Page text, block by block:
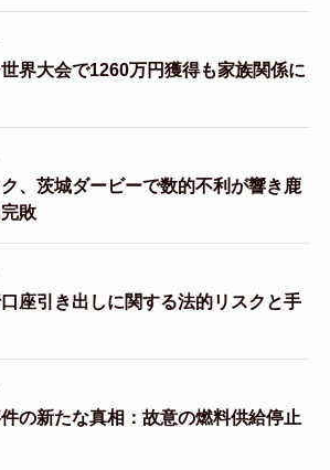
界大会で1260万円獲得も家族関係に
、茨城ダービーで数的不利が響き鹿
敗
座引き出しに関する法的リスクと手
の新たな真相：故意の燃料供給停止